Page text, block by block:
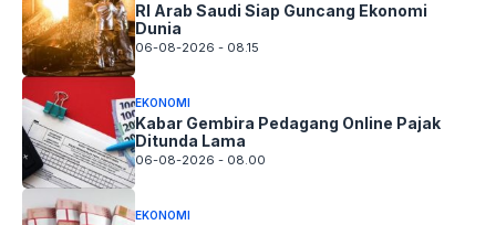
RI Arab Saudi Siap Guncang Ekonomi
Dunia
06-08-2026 - 08.15
EKONOMI
Kabar Gembira Pedagang Online Pajak
Ditunda Lama
06-08-2026 - 08.00
EKONOMI